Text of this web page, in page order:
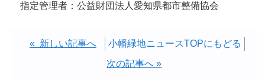
指定管理者：公益財団法人愛知県都市整備協会
« 新しい記事へ
小幡緑地ニュースTOPにもどる
次の記事へ »